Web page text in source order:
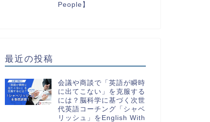
People】
最近の投稿
会議や商談で「英語が瞬時
に出てこない」を克服する
には？脳科学に基づく次世
代英語コーチング「シャベ
リッシュ」をEnglish With